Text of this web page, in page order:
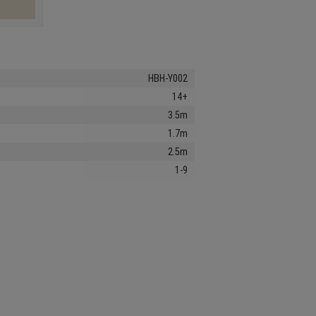
HBH-Y002
14+
3.5m
1.7m
2.5m
1-9